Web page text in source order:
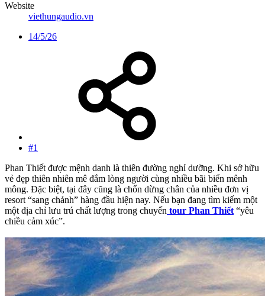
Website
viethungaudio.vn
14/5/26
#1
Phan Thiết được mệnh danh là thiên đường nghỉ dưỡng. Khi sở hữu
vẻ đẹp thiên nhiên mê đắm lòng người cùng nhiều bãi biển mênh
mông. Đặc biệt, tại đây cũng là chốn dừng chân của nhiều đơn vị
resort “sang chảnh” hàng đầu hiện nay. Nếu bạn đang tìm kiếm một
một địa chỉ lưu trú chất lượng trong chuyến tour Phan Thiết “yêu
chiều cảm xúc”.